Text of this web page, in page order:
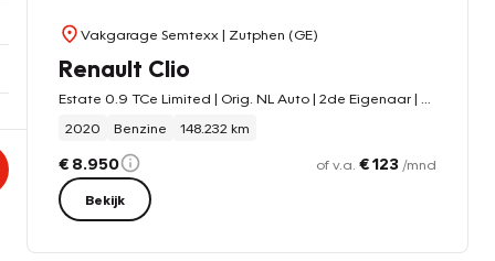
Vakgarage Semtexx | Zutphen (GE)
Renault Clio
2020
Benzine 148.232 km
€ 8.950 of v.a. € 123 /mnd
Bekijk